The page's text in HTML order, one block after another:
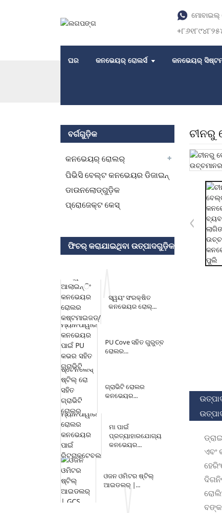
ମୋବାଇଲ୍
ଘର କନଭେୟର୍ ରୋଲର୍ସ କନଭେୟର୍
ବର୍ଗଗୁଡ଼ିକ
କନଭେୟର୍ ରୋଲର୍
ପିଭିସି ବେଲ୍ଟ କନଭେୟର ଡିଜାଇନ୍
ଡାଉନଲୋଡ୍‌ଗୁଡ଼ିକ
ପ୍ରୋଜେକ୍ଟ କେସ୍
ଫିଚର୍ କରାଯାଇଥିବା ଉତ୍ପାଦଗୁଡ଼ିକ
ସ୍ୱୟଂ ସଂରକ୍ଷିତ
କନଭେୟର ରୋଲ୍...
PU Cove ସହିତ ଗୁରୁତ୍ବ
ରୋଲର...
ଗ୍ରାଭିଟି ରୋଲର
କନଭେୟର...
ମା ପାଇଁ
ପ୍ରତ୍ୟାହାରଯୋଗ୍ୟ
କନଭେୟର...
ଓଜନ ଓମିଟର ଷ୍ଟିଲ୍
ଆଇଡଲର୍ |...
ଚୀନରୁ
ଏବଂ